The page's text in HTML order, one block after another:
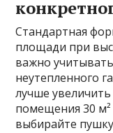
Стандартная
площади при
важно
неутепленного
лучше
помещения 30 м²
выбирайте